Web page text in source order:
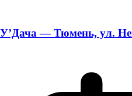
У’Дача — Тюмень, ул.